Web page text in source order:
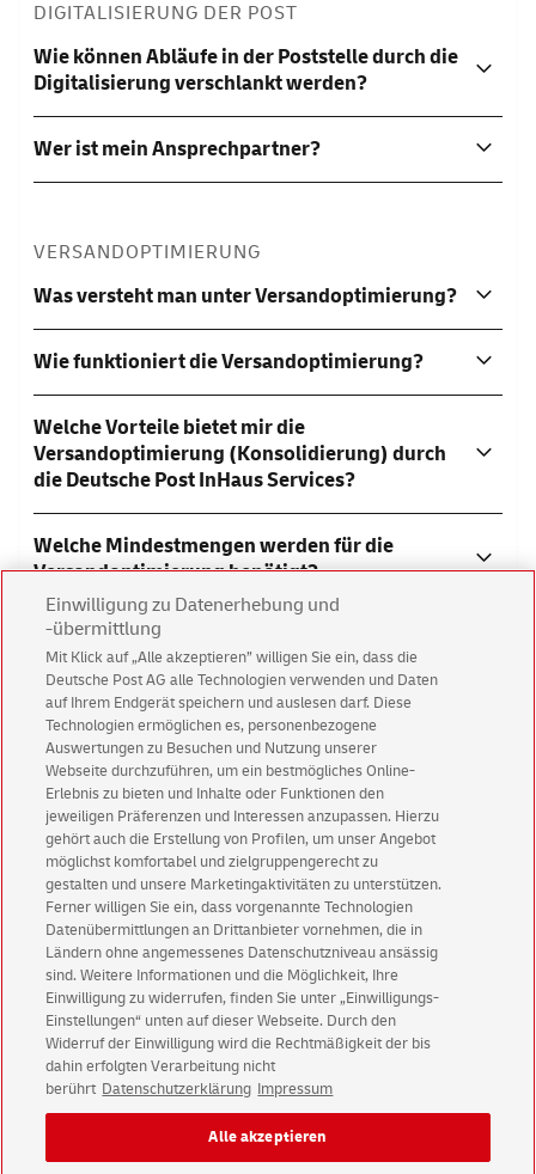
DIGITALISIERUNG DER POST
Wie können Abläufe in der Poststelle durch die
Digitalisierung verschlankt werden?
Wer ist mein Ansprechpartner?
VERSANDOPTIMIERUNG
Was versteht man unter Versandoptimierung?
Wie funktioniert die Versandoptimierung?
Welche Vorteile bietet mir die
Versandoptimierung (Konsolidierung) durch
die Deutsche Post InHaus Services?
Welche Mindestmengen werden für die
Versandoptimierung benötigt?
Welche Brief- und Postkartenformate können
versandoptimiert (konsolidiert) werden?
Welche Rabatte gibt es?
Datenschutz DP IHS
AGB Briefbeförderungsleistungen DP IHS
AGB Digitalisierung DP IHS
AGB Postserviceleistungen DP IHS
Impressum DP IHS
Impressum Rechtliche Hinweise
Datenschutz
Einwilligungs-Einstellungen
Einwilligung zu Datenerhebung und
-übermittlung
Mit Klick auf „Alle akzeptieren” willigen Sie ein, dass die
Deutsche Post AG alle Technologien verwenden und Daten
auf Ihrem Endgerät speichern und auslesen darf. Diese
Technologien ermöglichen es, personenbezogene
Auswertungen zu Besuchen und Nutzung unserer
Webseite durchzuführen, um ein bestmögliches Online-
Erlebnis zu bieten und Inhalte oder Funktionen den
jeweiligen Präferenzen und Interessen anzupassen. Hierzu
gehört auch die Erstellung von Profilen, um unser Angebot
möglichst komfortabel und zielgruppengerecht zu
gestalten und unsere Marketingaktivitäten zu unterstützen.
Ferner willigen Sie ein, dass vorgenannte Technologien
Datenübermittlungen an Drittanbieter vornehmen, die in
Ländern ohne angemessenes Datenschutzniveau ansässig
sind. Weitere Informationen und die Möglichkeit, Ihre
Einwilligung zu widerrufen, finden Sie unter „Einwilligungs-
Einstellungen“ unten auf dieser Webseite. Durch den
Widerruf der Einwilligung wird die Rechtmäßigkeit der bis
dahin erfolgten Verarbeitung nicht
berührt Datenschutzerklärung Impressum
Alle akzeptieren